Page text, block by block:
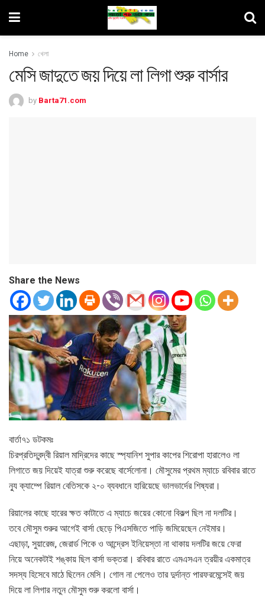
Home খেলা
মেসি জাদুতে জয় দিয়ে লা লিগা শুরু বার্সার
by Barta71.com
Share the News
বার্তা৭১ ডটকমঃ
চিরপ্রতিদ্বন্দ্বী রিয়াল মাদ্রিদের কাছে স্প্যানিশ সুপার কাপের শিরোপা হারালেও লা
লিগাতে জয় দিয়েই যাত্রা শুরু করেছে বার্সেলোনা। মৌসুমের প্রথম ম্যাচে রবিবার রাতে
ন্যু ক্যাম্পে রিয়াল বেতিসকে ২-০ ব্যবধানে হারিয়েছে ভালভার্দের শিষ্যরা।
রিয়ালের কাছে হারের ক্ষত কাটাতে এ ম্যাচে জয়ের কোনো বিকল্প ছিল না দলটির।
তবে মৌসুম শুরুর আগেই বার্সা ছেড়ে পিএসজিতে পাড়ি জমিয়েছেন নেইমার।
এছাড়া, সুয়ারেজ, জেরার্ড পিকে ও আন্দ্রেস ইনিয়েস্তা না থাকায় দলটির জয়ে ফেরা
নিয়ে অনেকটাই শঙ্কায় ছিল বার্সা ভক্তরা। রবিবার রাতে এমএসএন ত্রয়ীর একমাত্র
সদস্য হিসেবে মাঠে ছিলেন মেসি। গোল না পেলেও তার দুর্দান্ত পারফরমেন্সেই জয়
দিয়ে লা লিগার নতুন মৌসুম শুরু করলো বার্সা।